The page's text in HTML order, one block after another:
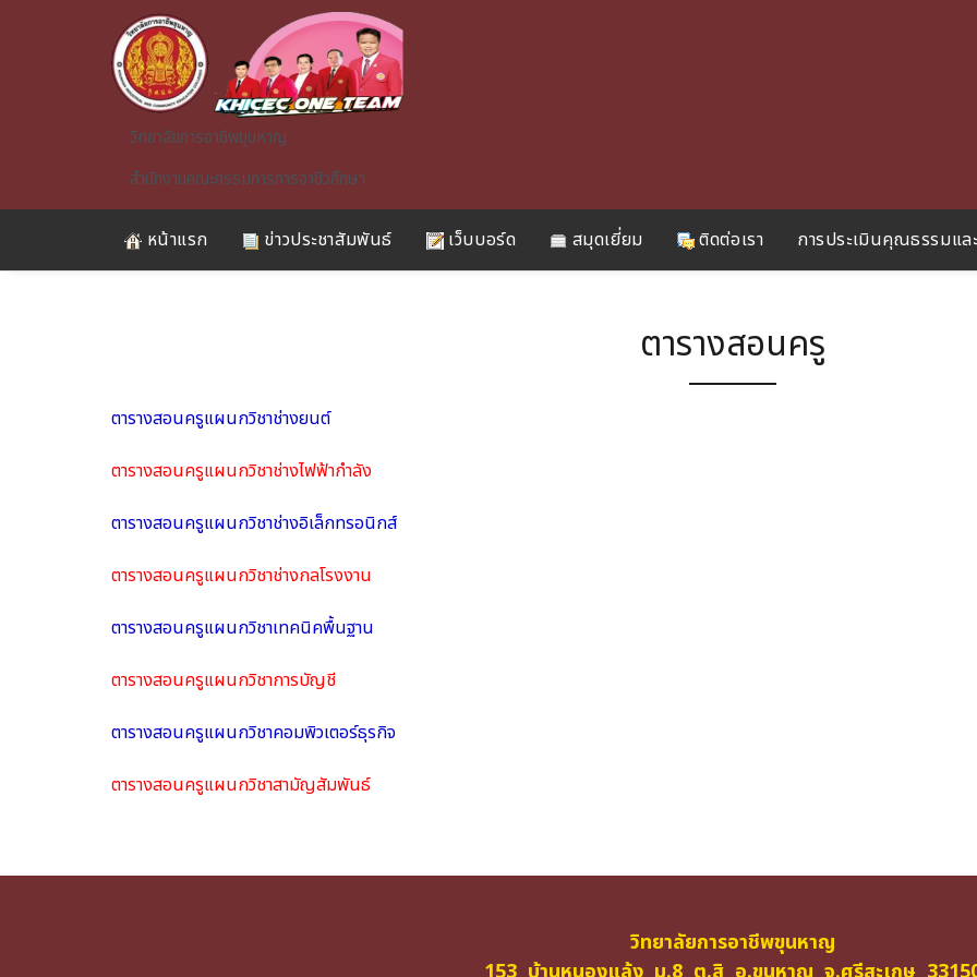
Skip to main content
วิทยาลัยการอาชีพขุนหาญ
สำนักงานคณะกรรมการการอาชีวศึกษา
หน้าแรก ข่าวประชาสัมพันธ์ เว็บบอร์ด สมุดเยี่ยม ติดต่อเรา การประเมินคุณธรรมแล
ตารางสอนครู
ตารางสอนครูแผนกวิชาช่างยนต์
ตารางสอนครูแผนกวิชาช่างไฟฟ้ากำลัง
ตารางสอนครูแผนกวิชาช่างอิเล็กทรอนิกส์
ตารางสอนครูแผนกวิชาช่างกลโรงงาน
ตารางสอนครูแผนกวิชาเทคนิคพื้นฐาน
ตารางสอนครูแผนกวิชาการบัญชี
ตารางสอนครูแผนกวิชาคอมพิวเตอร์ธุรกิจ
ตารางสอนครูแผนกวิชาสามัญสัมพันธ์
วิทยาลัยการอาชีพขุนหาญ